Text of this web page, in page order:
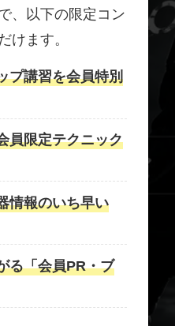
、以下の限定コン
けます。
プ講習を会員特別
員限定テクニック
情報のいち早い
る「会員PR・ブ